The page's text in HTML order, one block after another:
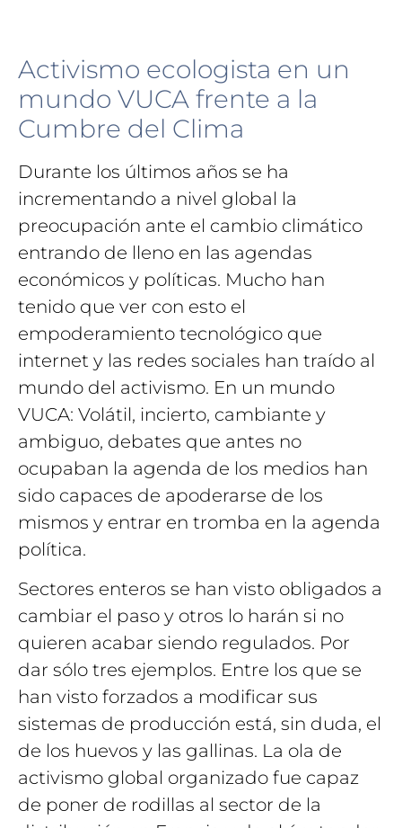
Activismo ecologista en un
mundo VUCA frente a la
Cumbre del Clima
Durante los últimos años se ha
incrementando a nivel global la
preocupación ante el cambio climático
entrando de lleno en las agendas
económicos y políticas. Mucho han
tenido que ver con esto el
empoderamiento tecnológico que
internet y las redes sociales han traído al
mundo del activismo. En un mundo
VUCA: Volátil, incierto, cambiante y
ambiguo, debates que antes no
ocupaban la agenda de los medios han
sido capaces de apoderarse de los
mismos y entrar en tromba en la agenda
política.
Sectores enteros se han visto obligados a
cambiar el paso y otros lo harán si no
quieren acabar siendo regulados. Por
dar sólo tres ejemplos. Entre los que se
han visto forzados a modificar sus
sistemas de producción está, sin duda, el
de los huevos y las gallinas. La ola de
activismo global organizado fue capaz
de poner de rodillas al sector de la